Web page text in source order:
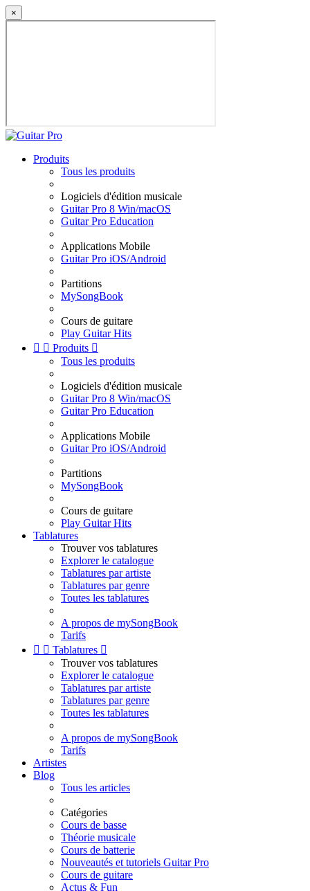
×
Produits
Tous les produits
Logiciels d'édition musicale
Guitar Pro 8 Win/macOS
Guitar Pro Education
Applications Mobile
Guitar Pro iOS/Android
Partitions
MySongBook
Cours de guitare
Play Guitar Hits
  Produits 
Tous les produits
Logiciels d'édition musicale
Guitar Pro 8 Win/macOS
Guitar Pro Education
Applications Mobile
Guitar Pro iOS/Android
Partitions
MySongBook
Cours de guitare
Play Guitar Hits
Tablatures
Trouver vos tablatures
Explorer le catalogue
Tablatures par artiste
Tablatures par genre
Toutes les tablatures
A propos de mySongBook
Tarifs
  Tablatures 
Trouver vos tablatures
Explorer le catalogue
Tablatures par artiste
Tablatures par genre
Toutes les tablatures
A propos de mySongBook
Tarifs
Artistes
Blog
Tous les articles
Catégories
Cours de basse
Théorie musicale
Cours de batterie
Nouveautés et tutoriels Guitar Pro
Cours de guitare
Actus & Fun